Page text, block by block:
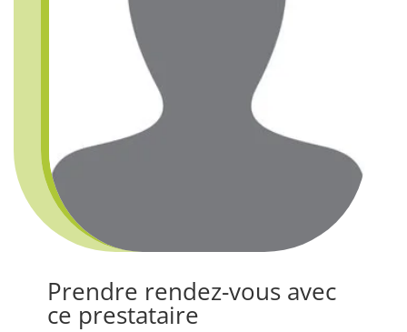
Prendre rendez-vous avec
ce prestataire